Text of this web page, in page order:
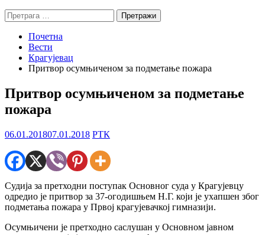
Претрага
за:
Почетна
Вести
Крагујевац
Притвор осумњиченом за подметање пожара
Притвор осумњиченом за подметање
пожара
06.01.201807.01.2018 РТК
Судија за претходни поступак Основног суда у Крагујевцу
одредио је притвор за 37-огодишњем Н.Г. који је ухапшен због
подметања пожара у Првој крагујевачкој гимназији.
Осумњичени је претходно саслушан у Основном јавном